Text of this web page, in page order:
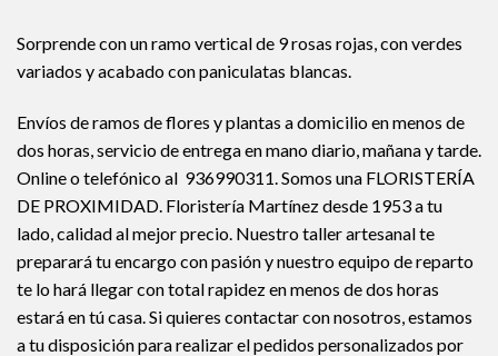
Sorprende con un ramo vertical de 9 rosas rojas, con verdes
variados y acabado con paniculatas blancas.
Envíos de ramos de flores y plantas a domicilio en menos de
dos horas, servicio de entrega en mano diario, mañana y tarde.
Online o telefónico al 936990311. Somos una FLORISTERÍA
DE PROXIMIDAD. Floristería Martínez desde 1953 a tu
lado, calidad al mejor precio. Nuestro taller artesanal te
preparará tu encargo con pasión y nuestro equipo de reparto
te lo hará llegar con total rapidez en menos de dos horas
estará en tú casa. Si quieres contactar con nosotros, estamos
a tu disposición para realizar el pedidos personalizados por